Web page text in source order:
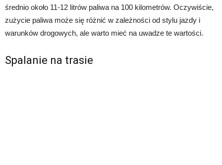
średnio około 11-12 litrów paliwa na 100 kilometrów. Oczywiście,
zużycie paliwa może się różnić w zależności od stylu jazdy i
warunków drogowych, ale warto mieć na uwadze te wartości.
Spalanie na trasie